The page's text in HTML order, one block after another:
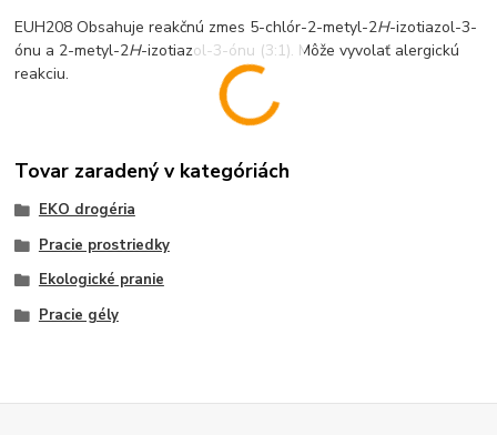
EUH208 Obsahuje reakčnú zmes 5-chlór-2-metyl-2H-izotiazol-3-
ónu a 2-metyl-2H-izotiazol-3-ónu (3:1). Môže vyvolať alergickú
reakciu.
Tovar zaradený v kategóriách
EKO drogéria
Pracie prostriedky
Ekologické pranie
Pracie gély